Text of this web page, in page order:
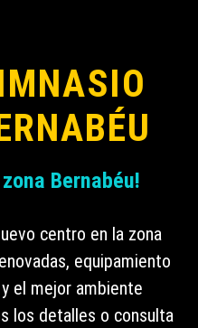
Bernabéu!
centro en la zona
equipamiento
el mejor ambiente
los detalles o consulta